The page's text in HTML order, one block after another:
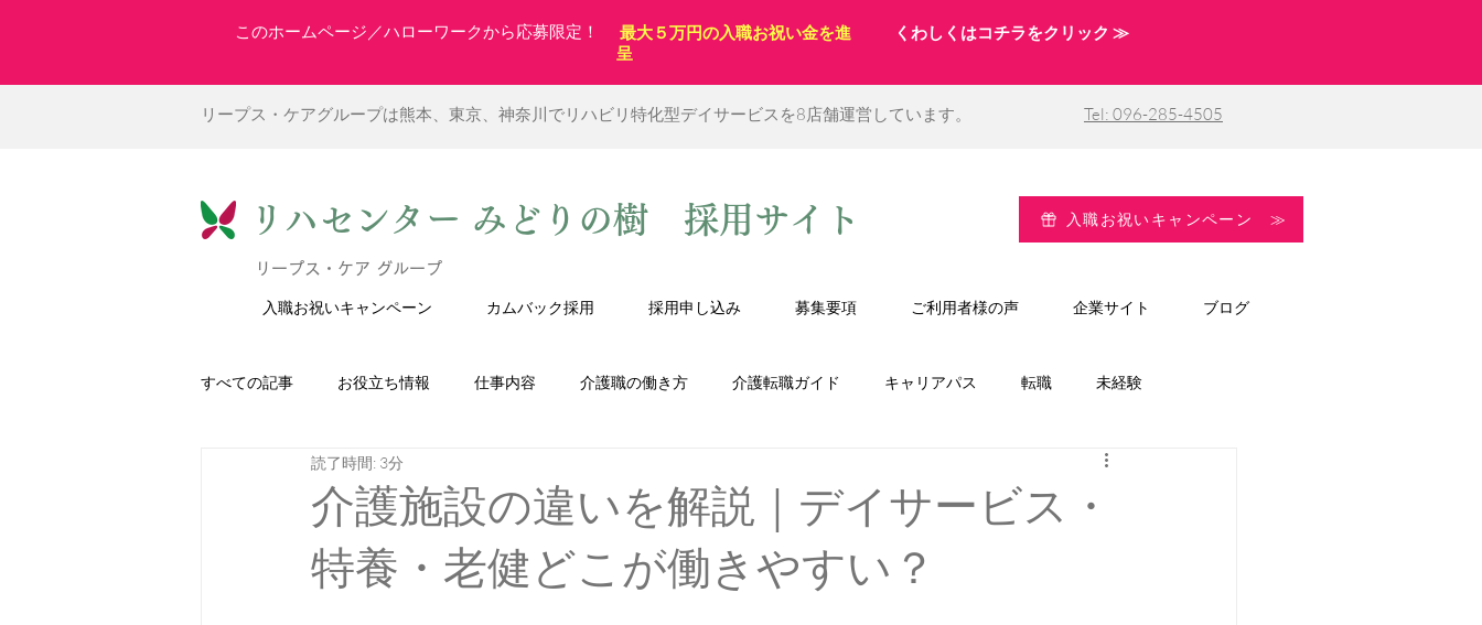
このホームページ／ハローワークから応募限定！
最大５万円の入職お祝い金を進
呈
くわしくはコチラをクリック ≫
リープス・ケアグループは熊本、東京、神奈川でリハビリ特化型デイサービスを8店舗運営しています。 Tel: 096-285-4505
リハセンター みどりの樹 採用サイト 入職お祝いキャンペーン ≫
リープス・ケア グループ
入職お祝いキャンペーン カムバック採用 採用申し込み 募集要項 ご利用者様の声 企業サイト ブログ
すべての記事 お役立ち情報 仕事内容 介護職の働き方 介護転職ガイド キャリアパス 転職 未経験
介護福祉士の働き方
介護施設の違いを解説｜デイサービス・
特養・老健どこが働きやすい？
読了時間: 3分